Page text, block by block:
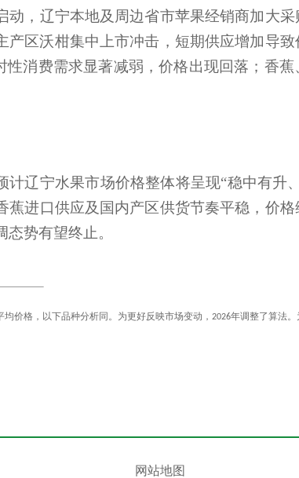
辽宁省农业农村厅关于2026年重点流域农...
辽宁省农业农村厅关于2026年重点流域农...
关于辽宁省农业农村厅政府网站2025年度...
辽宁省农业农村厅关于2026年重点流域农...
关于开展《辽宁省黑土地保护条例》 问卷...
辽宁省农业农村厅关于2026年中央预算内...
辽宁省农业农村厅关于2026年重点流域农...
关于辽宁省农业农村厅政府网站2025年度...
动，辽宁本地及周边省市苹果经销商加大
产区沃柑集中上市冲击，短期供应增加导
性消费需求显著减弱，价格出现回落；香
计辽宁水果市场价格整体将呈现“稳中有升
蕉进口供应及国内产区供货节奏平稳，价
势有望终止。
均价格，以下品种分析同。为更好反映市场变动， 2026年调整了算法。
网站地图